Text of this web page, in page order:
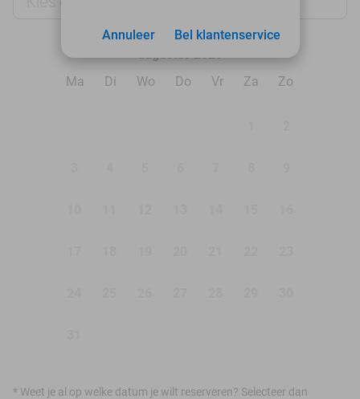
Ma
Di Wo Do Vr Za Zo
* Weet je al op welke datum je wilt reserveren? Selecteer dan
Bel klantenservice
Annuleer